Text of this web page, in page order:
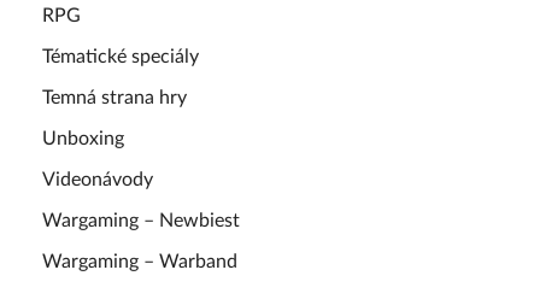
RPG
Tématické speciály
Temná strana hry
Unboxing
Videonávody
Wargaming – Newbiest
Wargaming – Warband